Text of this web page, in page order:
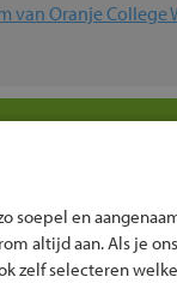
van Oranje College
soepel en
altijd aan. Als je
zelf selecteren